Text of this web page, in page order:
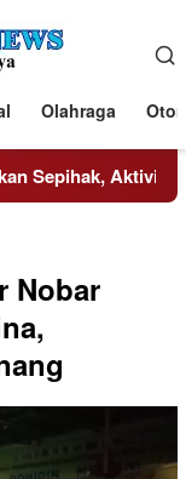
Olahraga
Aktivis
Nobar